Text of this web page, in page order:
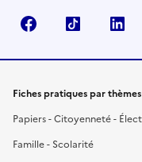
FacebookTikTok
Fiches pratiques par thèmes
Papiers - Citoyenneté -
Famille - Scolarité